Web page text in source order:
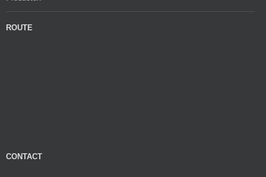
ROUTE
CONTACT